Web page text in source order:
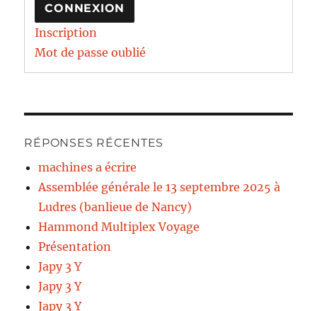
CONNEXION
Inscription
Mot de passe oublié
RÉPONSES RÉCENTES
machines a écrire
Assemblée générale le 13 septembre 2025 à
Ludres (banlieue de Nancy)
Hammond Multiplex Voyage
Présentation
Japy 3 Y
Japy 3 Y
Japy 3 Y